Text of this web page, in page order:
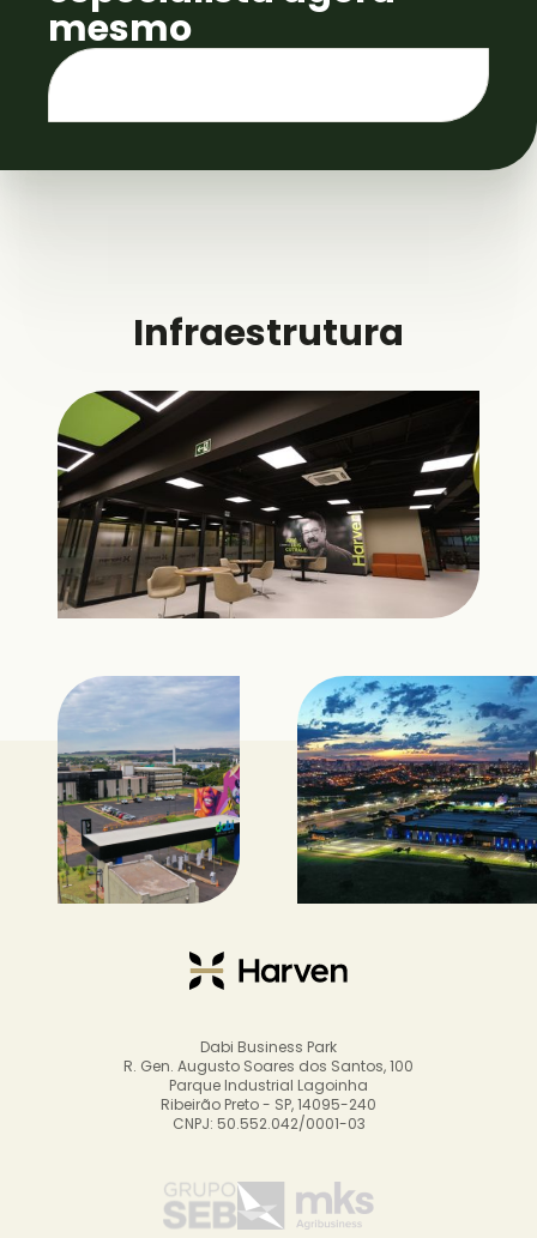
mesmo
Infraestrutura
Dabi Business Park
R. Gen. Augusto Soares dos Santos, 100
Parque Industrial Lagoinha
Ribeirão Preto - SP, 14095-240
CNPJ: 50.552.042/0001-03